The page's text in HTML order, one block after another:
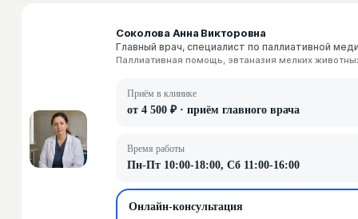
Соколова Анна Викторовна
Главный врач, специалист по паллиативной
Паллиативная помощь, эвтаназия мелких
Приём в клинике
от 4 500 ₽ · приём главного врача
Время работы
Пн-Пт 10:00-18:00, Сб 11:00-16:00
Онлайн-консультация